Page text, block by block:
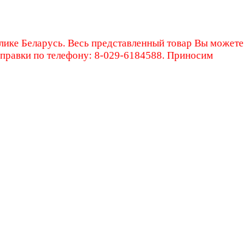
Беларусь. Весь представленный товар Вы можете
по телефону: 8-029-6184588. Приносим